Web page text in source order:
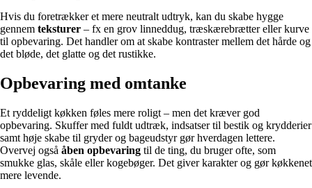
Hvis du foretrækker et mere neutralt udtryk, kan du skabe hygge
gennem teksturer – fx en grov linneddug, træskærebrætter eller kurve
til opbevaring. Det handler om at skabe kontraster mellem det hårde og
det bløde, det glatte og det rustikke.
Opbevaring med omtanke
Et ryddeligt køkken føles mere roligt – men det kræver god
opbevaring. Skuffer med fuldt udtræk, indsatser til bestik og krydderier
samt høje skabe til gryder og bageudstyr gør hverdagen lettere.
Overvej også åben opbevaring til de ting, du bruger ofte, som
smukke glas, skåle eller kogebøger. Det giver karakter og gør køkkenet
mere levende.